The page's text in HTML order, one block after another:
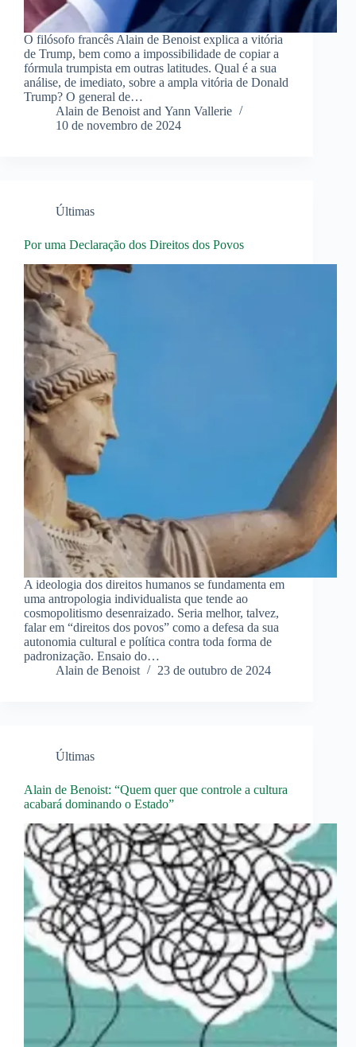
O filósofo francês Alain de Benoist explica a vitória
de Trump, bem como a impossibilidade de copiar a
fórmula trumpista em outras latitudes. Qual é a sua
análise, de imediato, sobre a ampla vitória de Donald
Trump? O general de…
Alain de Benoist and Yann Vallerie
10 de novembro de 2024
Últimas
Por uma Declaração dos Direitos dos Povos
A ideologia dos direitos humanos se fundamenta em
uma antropologia individualista que tende ao
cosmopolitismo desenraizado. Seria melhor, talvez,
falar em “direitos dos povos” como a defesa da sua
autonomia cultural e política contra toda forma de
padronização. Ensaio do…
Alain de Benoist
23 de outubro de 2024
Últimas
Alain de Benoist: “Quem quer que controle a cultura
acabará dominando o Estado”